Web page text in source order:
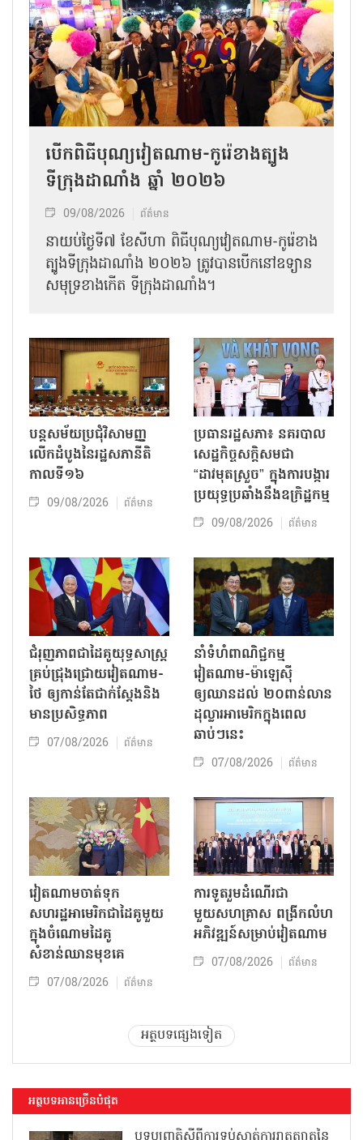
បើកពិធីបុណ្យវៀតណាម-កូរ៉េខាងត្បូង
ទីក្រុងដាណាំង ឆ្នាំ ២០២៦
09/08/2026 ព័ត៌មាន
នាយប់ថ្ងៃទី៧ ខែសីហា ពិធីបុណ្យវៀតណាម-កូរ៉េខាង
ត្បូងទីក្រុងដាណាំង ២០២៦ ត្រូវបានបើកនៅឧទ្យាន
សមុទ្រខាងកើត ទីក្រុងដាណាំង។
បន្តសម័យប្រជុំវិសាមញ្ញ
លើកដំបូងនៃរដ្ឋសភានីតិ
កាលទី១៦
09/08/2026 ព័ត៌មាន
ប្រធានរដ្ឋសភា៖ នគរបាល
សេដ្ឋកិច្ចសក្តិសមជា
“ដាវមុតស្រួច” ក្នុងការបង្ការ
ប្រយុទ្ធប្រឆាំងនឹងឧក្រិដ្ឋកម្ម
09/08/2026 ព័ត៌មាន
ជំរុញភាពជាដៃគូយុទ្ធសាស្ត្រ
គ្រប់ជ្រុងជ្រោយវៀតណាម-
ថៃ ឲ្យកាន់តែជាក់ស្ដែងនិង
មានប្រសិទ្ធភាព
07/08/2026 ព័ត៌មាន
នាំទំហំពាណិជ្ជកម្ម
វៀតណាម-ម៉ាឡេស៊ី
ឲ្យឈានដល់ ២០ពាន់លាន
ដុល្លារអាមេរិកក្នុងពេល
ឆាប់ៗនេះ
07/08/2026 ព័ត៌មាន
វៀតណាមចាត់ទុក
សហរដ្ឋអាមេរិកជាដៃគូមួយ
ក្នុងចំណោមដៃគូ
សំខាន់ឈានមុខគេ
07/08/2026 ព័ត៌មាន
ការទូតរួមដំណើរជា
មួយសហគ្រាស ពង្រីកលំហ
អភិវឌ្ឍន៍សម្រាប់វៀតណាម
07/08/2026 ព័ត៌មាន
អត្ថបទផ្សេងទៀត
អត្ថបទអានច្រើនបំផុត